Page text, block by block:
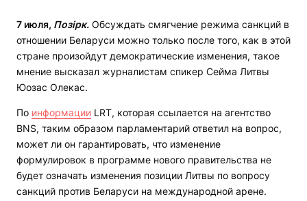
7 июля, Позірк. Обсуждать смягчение режима санкций в
отношении Беларуси можно только после того, как в этой
стране произойдут демократические изменения, такое
мнение высказал журналистам спикер Сейма Литвы
Юозас Олекас.
По информации LRT, которая ссылается на агентство
BNS, таким образом парламентарий ответил на вопрос,
может ли он гарантировать, что изменение
формулировок в программе нового правительства не
будет означать изменения позиции Литвы по вопросу
санкций против Беларуси на международной арене.